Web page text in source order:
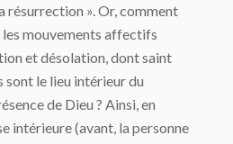
résurrection ». Or, comment
mouvements affectifs
et désolation, dont saint
sont le lieu intérieur du
de Dieu ? Ainsi, en
intérieure (avant, la personne